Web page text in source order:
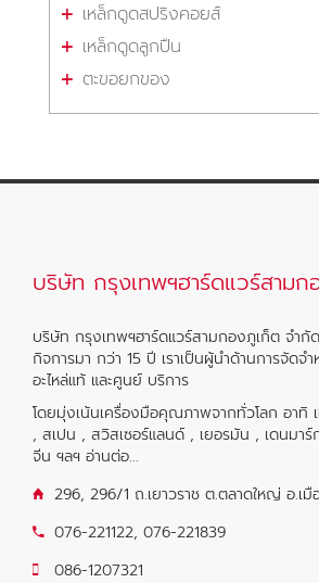
เหล็กดูดสปริงคอยส์
เหล็กดูดลูกปืน
ตะขอยกของ
บริษัท กรุงเทพฯฮาร์ดแวร์สาม
บริษัท กรุงเทพฯฮาร์ดแวร์สามกองภูเก็ต จำกั
กิจการมา กว่า 15 ปี เราเป็นผู้นำด้านการจัด
อะไหล่แท้ และศูนย์ บริการ
โดยมุ่งเน้นเครื่องมือคุณภาพจากทั่วโลก อาทิ
, สเปน , สวิสเซอร์แลนด์ , เยอรมัน , เดนม
จีน ฯลฯ อ่านต่อ...
296, 296/1 ถ.เยาวราช ต.ตลาดใหญ่ อ.เ
076-221122, 076-221839
086-1207321